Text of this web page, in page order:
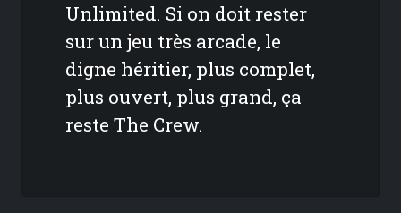
Unlimited. Si on doit rester
sur un jeu très arcade, le
digne héritier, plus complet,
plus ouvert, plus grand, ça
reste The Crew.